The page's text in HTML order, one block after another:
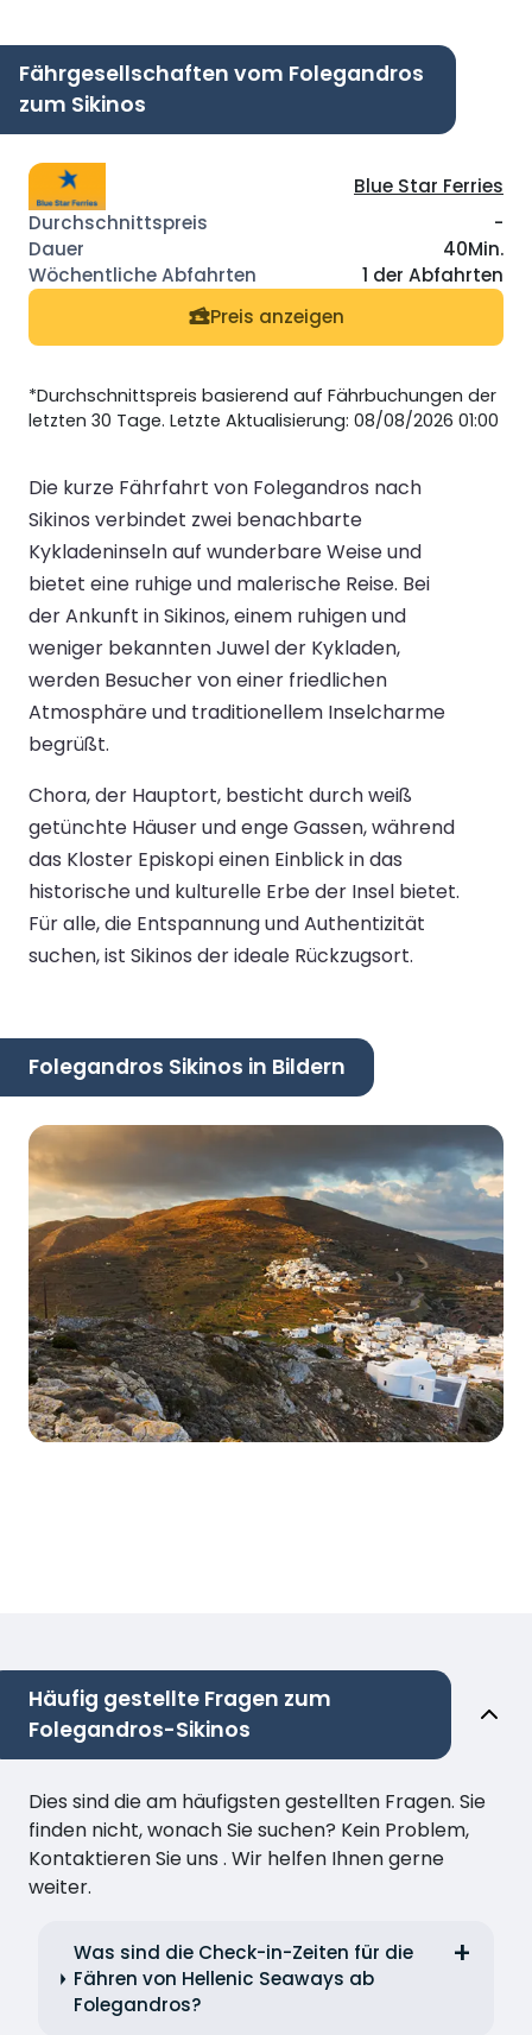
Fährgesellschaften vom Folegandros
zum Sikinos
Blue Star Ferries
-
40Min.
1 der Abfahrten
Preis anzeigen
*Durchschnittspreis basierend auf Fährbuchungen der
letzten 30 Tage. Letzte Aktualisierung: 08/08/2026 01:00
Die kurze Fährfahrt von Folegandros nach
Sikinos verbindet zwei benachbarte
Kykladeninseln auf wunderbare Weise und
bietet eine ruhige und malerische Reise. Bei
der Ankunft in Sikinos, einem ruhigen und
weniger bekannten Juwel der Kykladen,
werden Besucher von einer friedlichen
Atmosphäre und traditionellem Inselcharme
begrüßt.
Chora, der Hauptort, besticht durch weiß
getünchte Häuser und enge Gassen, während
das Kloster Episkopi einen Einblick in das
historische und kulturelle Erbe der Insel bietet.
Für alle, die Entspannung und Authentizität
suchen, ist Sikinos der ideale Rückzugsort.
Folegandros Sikinos in Bildern
Häufig gestellte Fragen zum
Folegandros-Sikinos
Dies sind die am häufigsten gestellten Fragen. Sie
finden nicht, wonach Sie suchen? Kein Problem,
Kontaktieren Sie uns . Wir helfen Ihnen gerne
weiter.
Was sind die Check-in-Zeiten für die
Fähren von Hellenic Seaways ab
Folegandros?